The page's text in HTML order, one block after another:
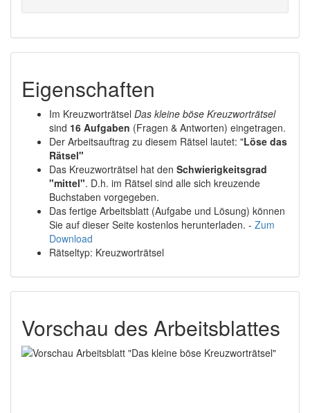
Eigenschaften
Im Kreuzworträtsel Das kleine böse Kreuzworträtsel
sind 16 Aufgaben (Fragen & Antworten) eingetragen.
Der Arbeitsauftrag zu diesem Rätsel lautet: "Löse das
Rätsel"
Das Kreuzworträtsel hat den Schwierigkeitsgrad
"mittel". D.h. im Rätsel sind alle sich kreuzende
Buchstaben vorgegeben.
Das fertige Arbeitsblatt (Aufgabe und Lösung) können
Sie auf dieser Seite kostenlos herunterladen. - Zum
Download
Rätseltyp: Kreuzworträtsel
Vorschau des Arbeitsblattes